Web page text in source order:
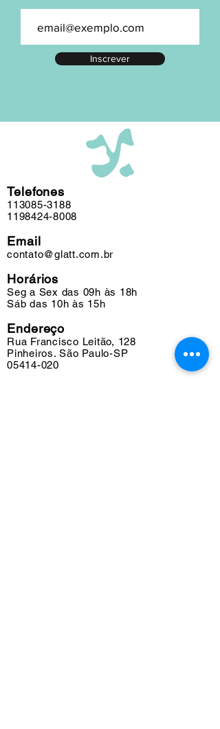
Inscrever
Telefones
113085-3188
1198424-8008
Email
contato@glatt.com.br
Horários
Seg a Sex das 09h às 18h
Sáb das 10h às 15h
Endereço
Rua Francisco Leitão, 128
Pinheiros. São Paulo-SP
05414-020